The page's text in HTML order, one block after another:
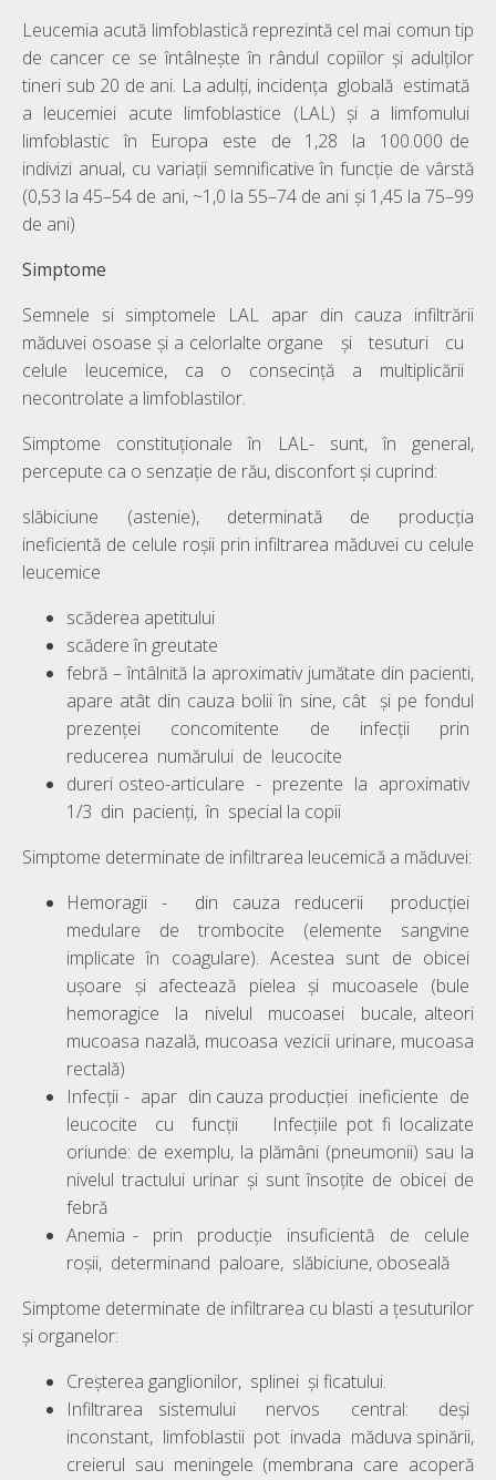
Leucemia acută limfoblastică reprezintă cel mai comun tip
de cancer ce se întâlnește în rândul copiilor și adulților
tineri sub 20 de ani. La adulți, incidența globală estimată
a leucemiei acute limfoblastice (LAL) și a limfomului
limfoblastic în Europa este de 1,28 la 100.000 de
indivizi anual, cu variații semnificative în funcție de vârstă
(0,53 la 45–54 de ani, ~1,0 la 55–74 de ani și 1,45 la 75–99
de ani)
Simptome
Semnele si simptomele LAL apar din cauza infiltrării
măduvei osoase și a celorlalte organe și tesuturi cu
celule leucemice, ca o consecință a multiplicării
necontrolate a limfoblastilor.
Simptome constituționale în LAL- sunt, în general,
percepute ca o senzație de rău, disconfort și cuprind:
slăbiciune (astenie), determinată de producția
ineficientă de celule roșii prin infiltrarea măduvei cu celule
leucemice
scăderea apetitului
scădere în greutate
febră – întâlnită la aproximativ jumătate din pacienti,
apare atât din cauza bolii în sine, cât și pe fondul
prezenței concomitente de infecții prin
reducerea numărului de leucocite
dureri osteo-articulare - prezente la aproximativ
1/3 din pacienți, în special la copii
Simptome determinate de infiltrarea leucemică a măduvei:
Hemoragii - din cauza reducerii producției
medulare de trombocite (elemente sangvine
implicate în coagulare). Acestea sunt de obicei
ușoare și afectează pielea și mucoasele (bule
hemoragice la nivelul mucoasei bucale, alteori
mucoasa nazală, mucoasa vezicii urinare, mucoasa
rectală)
Infecții - apar din cauza producției ineficiente de
leucocite cu funcții Infecțiile pot fi localizate
oriunde: de exemplu, la plămâni (pneumonii) sau la
nivelul tractului urinar și sunt însoțite de obicei de
febră
Anemia - prin producție insuficientă de celule
roșii, determinand paloare, slăbiciune, oboseală
Simptome determinate de infiltrarea cu blasti a țesuturilor
și organelor:
Creșterea ganglionilor, splinei și ficatului.
Infiltrarea sistemului nervos central: deși
inconstant, limfoblastii pot invada măduva spinării,
creierul sau meningele (membrana care acoperă